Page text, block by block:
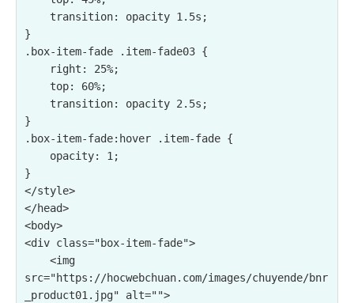
}
.box-item-fade .item-fade03 {
}
.box-item-fade:hover .item-fade {
}
</style>
</head>
<body>
<div class="box-item-fade">
src="https://hocwebchuan.com/images/chuyende/bnr
_product01.jpg" alt="">